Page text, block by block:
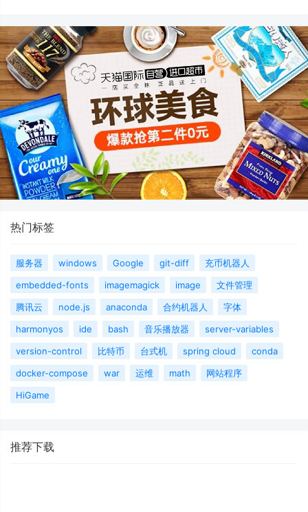
热门标签
服务器 windows Google git-diff
充币机器人
embedded-fonts
imagemagick image
文件管理
腾讯云
node.js anaconda 合约机器人
字体
harmonyos
ide bash 音乐播放器
server-variables
version-control
比特币 台式机 spring cloud
conda
docker-compose
war 运维 math
网站程序
HiGame
推荐下载